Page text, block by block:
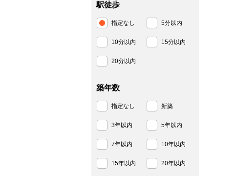
駅徒歩
指定なし 5分以内
10分以内 15分以内
20分以内
築年数
指定なし 新築
3年以内 5年以内
7年以内 10年以内
15年以内 20年以内